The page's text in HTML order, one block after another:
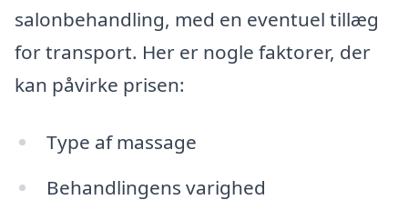
salonbehandling, med en eventuel tillæg
for transport. Her er nogle faktorer, der
kan påvirke prisen:
Type af massage
Behandlingens varighed